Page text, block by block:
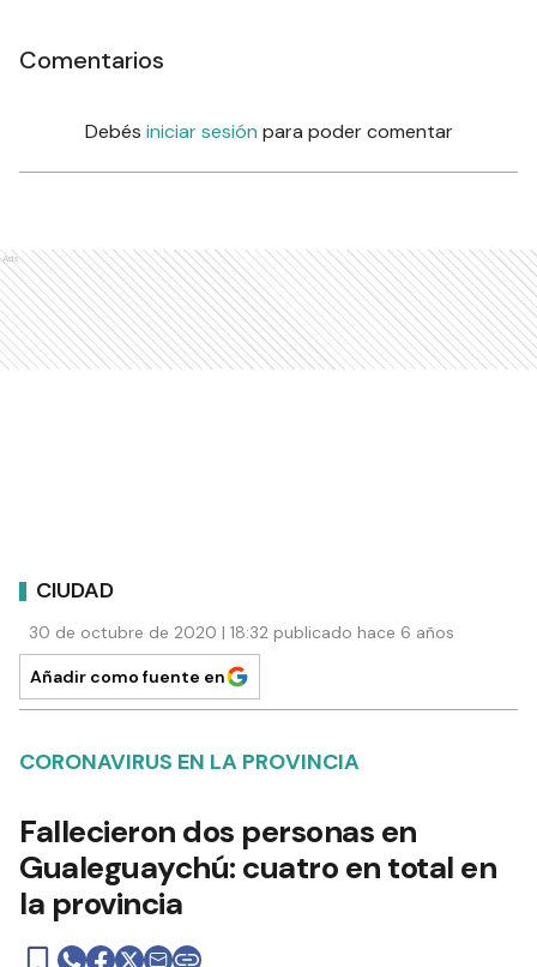
Comentarios
Debés iniciar sesión para poder comentar
Ads
CIUDAD
30 de octubre de 2020 | 18:32 publicado hace 6 años
Añadir como fuente en
CORONAVIRUS EN LA PROVINCIA
Fallecieron dos personas en
Gualeguaychú: cuatro en total en
la provincia